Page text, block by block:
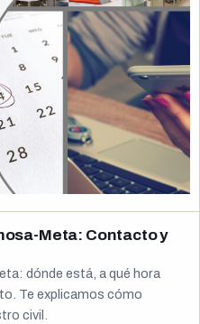
Meta: Contacto y
dónde está, a qué hora
Te explicamos cómo
civil.